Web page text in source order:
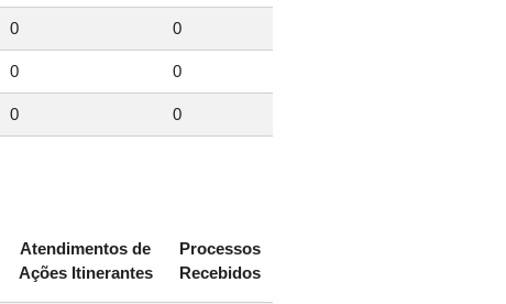
0 0
0 0
0 0
Atendimentos de
Ações Itinerantes
Processos
Recebidos